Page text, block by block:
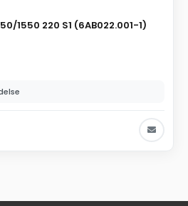
1550 220 S1 (6AB022.001-1)